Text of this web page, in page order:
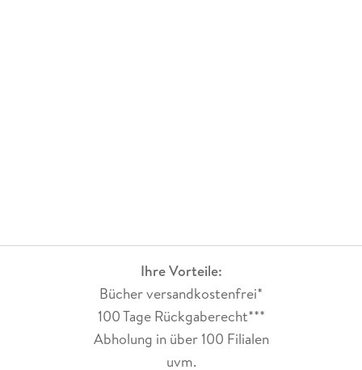
Ihre Vorteile:
Bücher versandkostenfrei*
100 Tage Rückgaberecht***
Abholung in über 100 Filialen
uvm.